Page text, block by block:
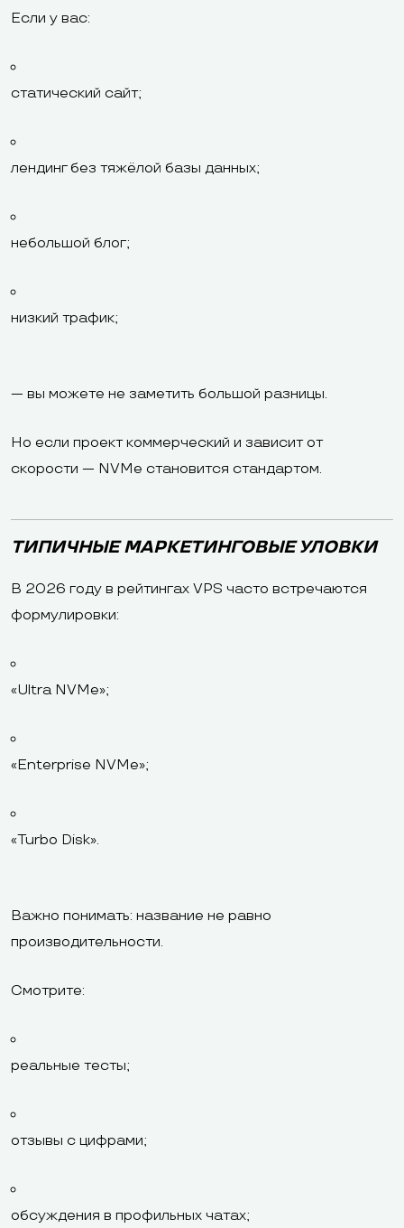
Если у вас:
статический сайт;
лендинг без тяжёлой базы данных;
небольшой блог;
низкий трафик;
— вы можете не заметить большой разницы.
Но если проект коммерческий и зависит от
скорости — NVMe становится стандартом.
ТИПИЧНЫЕ МАРКЕТИНГОВЫЕ УЛОВКИ
В 2026 году в рейтингах VPS часто встречаются
формулировки:
«Ultra NVMe»;
«Enterprise NVMe»;
«Turbo Disk».
Важно понимать: название не равно
производительности.
Смотрите:
реальные тесты;
отзывы с цифрами;
обсуждения в профильных чатах;